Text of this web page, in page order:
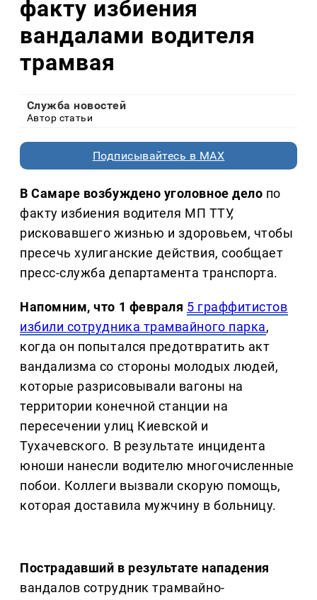
факту избиения
вандалами водителя
трамвая
Служба новостей
Автор статьи
Подписывайтесь в MAX
В Самаре возбуждено уголовное дело по
факту избиения водителя МП ТТУ,
рисковавшего жизнью и здоровьем, чтобы
пресечь хулиганские действия, сообщает
пресс-служба департамента транспорта.
Напомним, что 1 февраля 5 граффитистов
избили сотрудника трамвайного парка,
когда он попытался предотвратить акт
вандализма со стороны молодых людей,
которые разрисовывали вагоны на
территории конечной станции на
пересечении улиц Киевской и
Тухачевского. В результате инцидента
юноши нанесли водителю многочисленные
побои. Коллеги вызвали скорую помощь,
которая доставила мужчину в больницу.
Пострадавший в результате нападения
вандалов сотрудник трамвайно-